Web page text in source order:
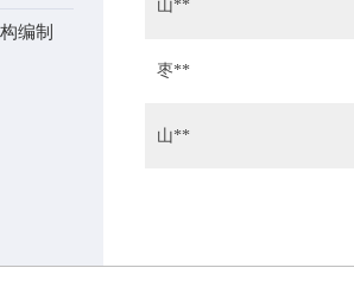
编制
山**
枣**
山**